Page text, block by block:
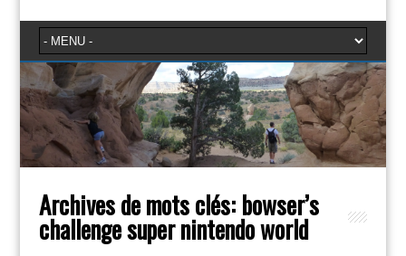
Archives de mots clés: bowser’s
challenge super nintendo world